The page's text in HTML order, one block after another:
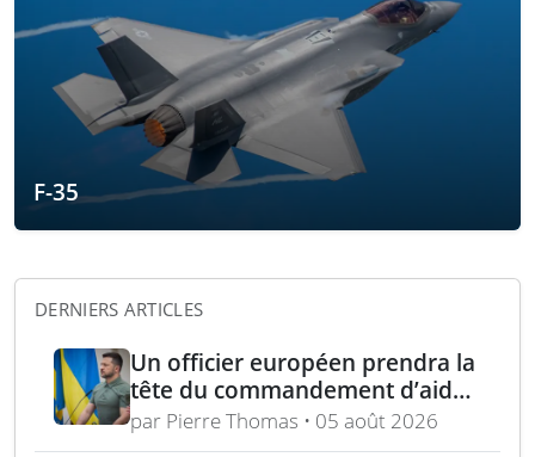
F-35
DERNIERS ARTICLES
Un officier européen prendra la
tête du commandement d’aide
militaire à l’Ukraine d’ici un an
par Pierre Thomas • 05 août 2026